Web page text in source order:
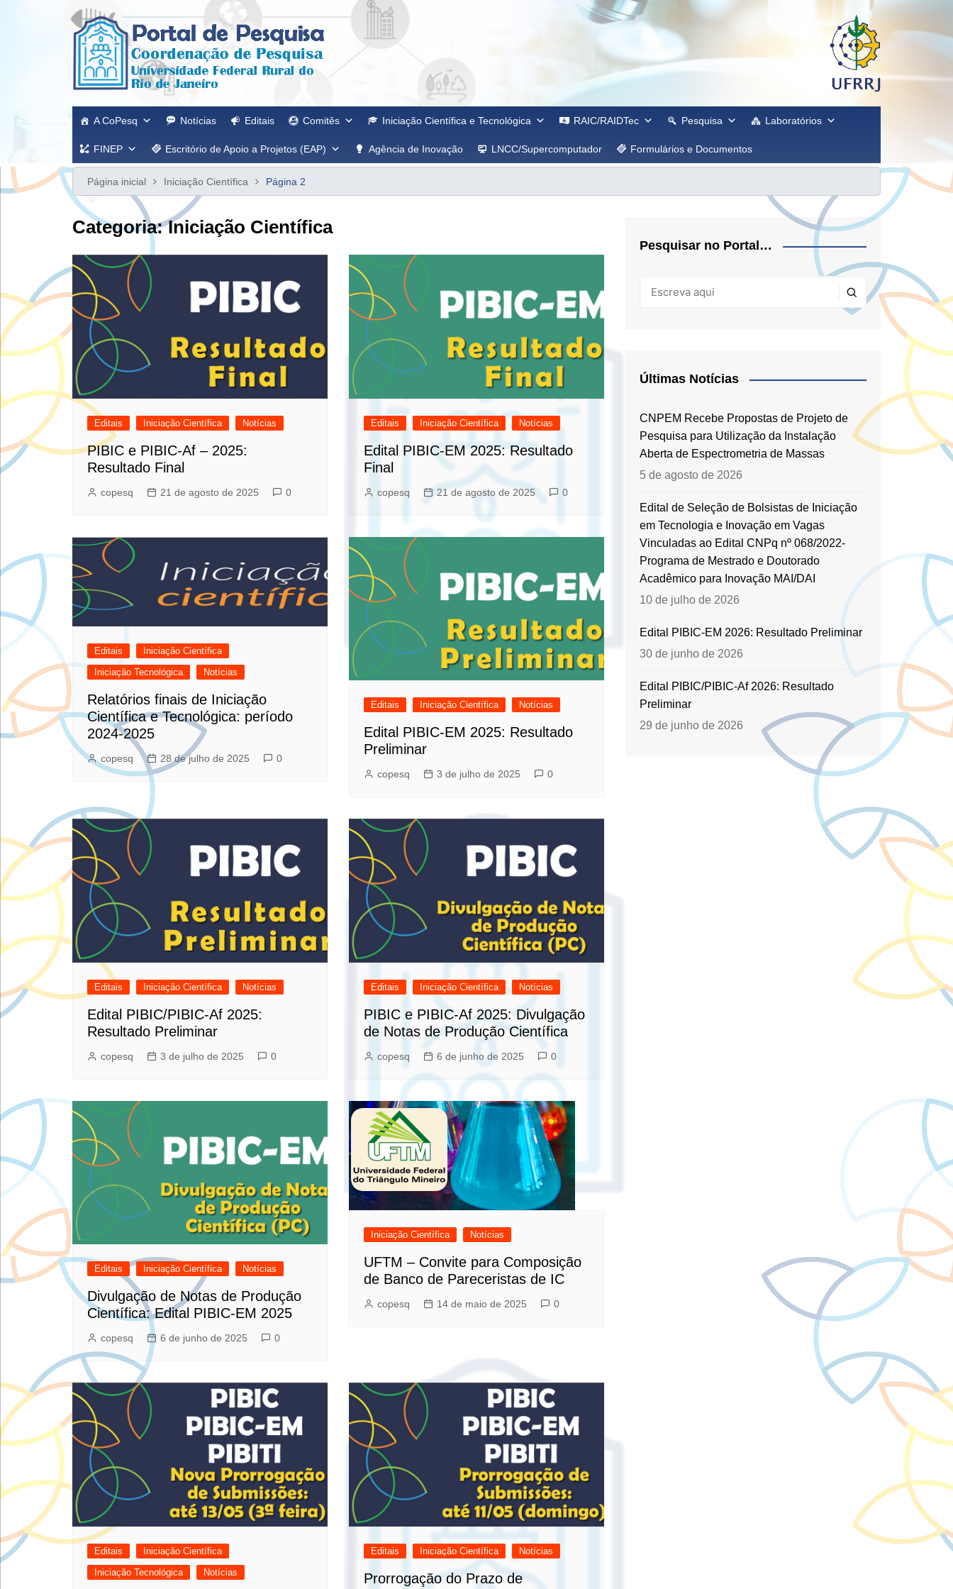
A CoPesq Notícias Editais Comitês Iniciação Científica e Tecnológica RAIC/RAIDTec Pesquisa Laboratórios
FINEP Escritório de Apoio a Projetos (EAP) Agência de Inovação LNCC/Supercomputador Formulários e Documentos
Página inicial Iniciação Científica Página 2
Categoria:Iniciação Científica
Editais Iniciação Científica Notícias
PIBIC e PIBIC-Af – 2025:
Resultado Final
copesq 21 de agosto de 2025 0
Editais Iniciação Científica Notícias
Edital PIBIC-EM 2025: Resultado
Final
copesq 21 de agosto de 2025 0
Editais
Iniciação Científica
Iniciação Tecnológica
Notícias
Relatórios finais de Iniciação
Científica e Tecnológica: período
2024-2025
copesq 28 de julho de 2025 0
Editais Iniciação Científica Notícias
Edital PIBIC-EM 2025: Resultado
Preliminar
copesq 3 de julho de 2025 0
Editais Iniciação Científica Notícias
Edital PIBIC/PIBIC-Af 2025:
Resultado Preliminar
copesq 3 de julho de 2025 0
Editais Iniciação Científica Notícias
PIBIC e PIBIC-Af 2025: Divulgação
de Notas de Produção Científica
copesq 6 de junho de 2025 0
Editais Iniciação Científica Notícias
Divulgação de Notas de Produção
Científica: Edital PIBIC-EM 2025
copesq 6 de junho de 2025 0
Iniciação Científica Notícias
UFTM – Convite para Composição
de Banco de Pareceristas de IC
copesq 14 de maio de 2025 0
Editais
Iniciação Científica
Iniciação Tecnológica
Notícias
Editais Iniciação Científica Notícias
Prorrogação do Prazo de
Pesquisar no Portal…
Últimas Notícias
CNPEM Recebe Propostas de Projeto de
Pesquisa para Utilização da Instalação
Aberta de Espectrometria de Massas
5 de agosto de 2026
Edital de Seleção de Bolsistas de Iniciação
em Tecnologia e Inovação em Vagas
Vinculadas ao Edital CNPq nº 068/2022-
Programa de Mestrado e Doutorado
Acadêmico para Inovação MAI/DAI
10 de julho de 2026
Edital PIBIC-EM 2026: Resultado Preliminar
30 de junho de 2026
Edital PIBIC/PIBIC-Af 2026: Resultado
Preliminar
29 de junho de 2026